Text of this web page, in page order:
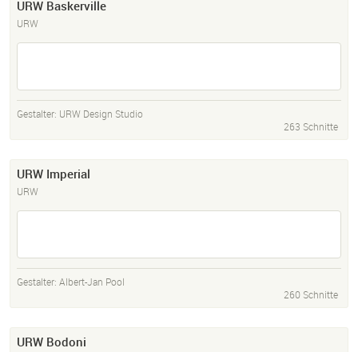
URW Baskerville
URW
Gestalter: URW Design Studio
263 Schnitte
URW Imperial
URW
Gestalter: Albert-Jan Pool
260 Schnitte
URW Bodoni